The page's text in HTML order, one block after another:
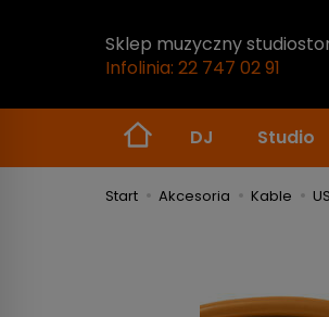
Sklep muzyczny
Infolinia: 22 747 02 91
DJ Studio
Start Akcesoria Kable